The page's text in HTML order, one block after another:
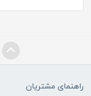
راهنمای مشتریان